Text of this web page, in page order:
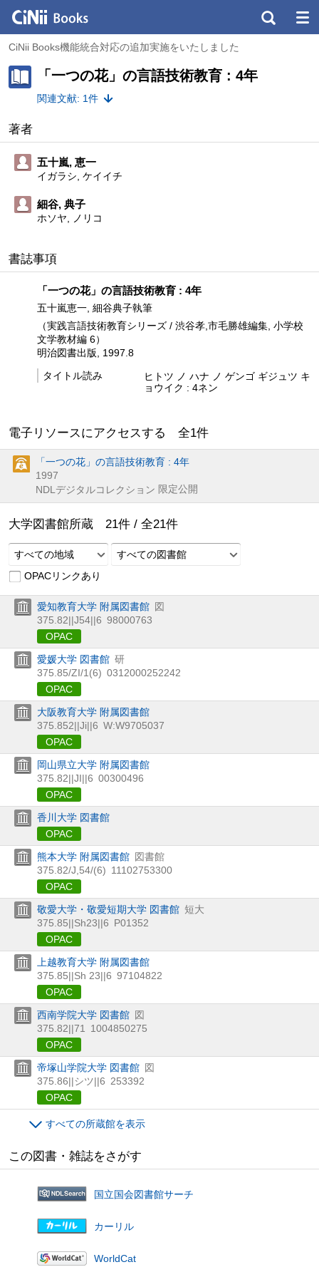
CiNii Books機能統合対応の追加実施をいたしました
「一つの花」の言語技術教育 : 4年
関連文献: 1件
著者
五十嵐, 恵一
イガラシ, ケイイチ
細谷, 典子
ホソヤ, ノリコ
書誌事項
「一つの花」の言語技術教育 : 4年
五十嵐恵一, 細谷典子執筆
（実践言語技術教育シリーズ / 渋谷孝,市毛勝雄編集, 小学校
文学教材編 6）
明治図書出版, 1997.8
タイトル読み
ヒトツ ノ ハナ ノ ゲンゴ ギジュツ キ
ョウイク : 4ネン
電子リソースにアクセスする 全1件
「一つの花」の言語技術教育 : 4年
1997
NDLデジタルコレクション 限定公開
大学図書館所蔵 21件 / 全21件
すべての地域
すべての図書館
OPACリンクあり
愛知教育大学 附属図書館 図
375.82||J54||6 98000763
OPAC
愛媛大学 図書館 研
375.85/ZI/1(6) 0312000252242
OPAC
大阪教育大学 附属図書館
375.852||Ji||6 W:W9705037
OPAC
岡山県立大学 附属図書館
375.82||JI||6 00300496
OPAC
香川大学 図書館
OPAC
熊本大学 附属図書館 図書館
375.82/J,54/(6) 11102753300
OPAC
敬愛大学・敬愛短期大学 図書館 短大
375.85||Sh23||6 P01352
OPAC
上越教育大学 附属図書館
375.85||Sh 23||6 97104822
OPAC
西南学院大学 図書館 図
375.82||71
1004850275
OPAC
帝塚山学院大学 図書館 図
375.86||シツ||6 253392
OPAC
すべての所蔵館を表示
この図書・雑誌をさがす
国立国会図書館サーチ
カーリル
WorldCat